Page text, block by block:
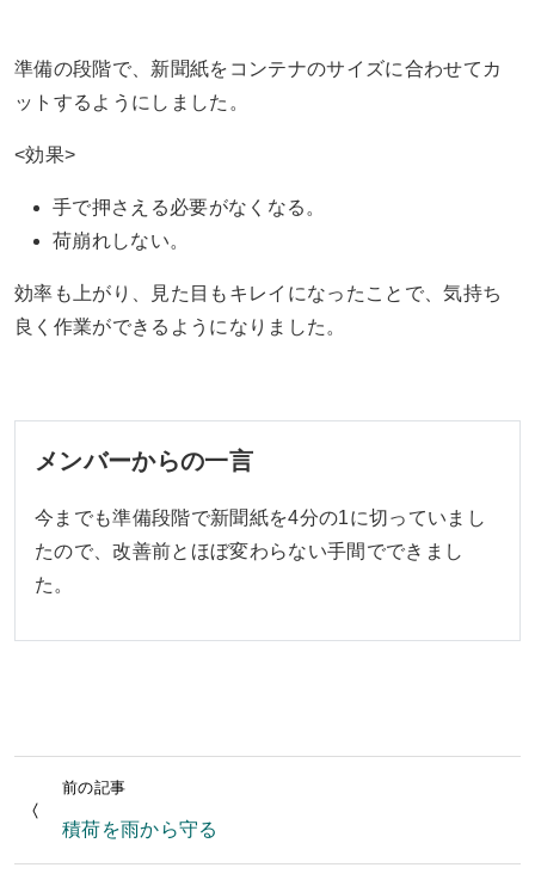
準備の段階で、新聞紙をコンテナのサイズに合わせてカ
ットするようにしました。
<効果>
手で押さえる必要がなくなる。
荷崩れしない。
効率も上がり、見た目もキレイになったことで、気持ち
良く作業ができるようになりました。
メンバーからの一言
今までも準備段階で新聞紙を4分の1に切っていまし
たので、改善前とほぼ変わらない手間でできまし
た。
前の記事
積荷を雨から守る